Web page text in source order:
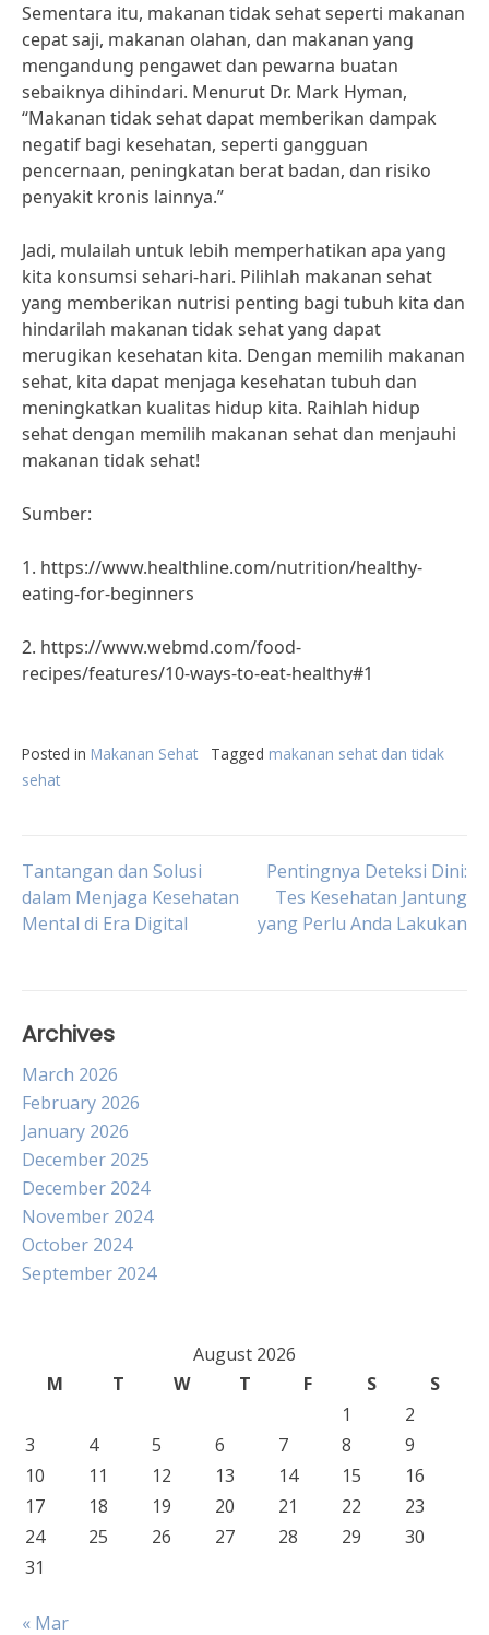
Sementara itu, makanan tidak sehat seperti makanan
cepat saji, makanan olahan, dan makanan yang
mengandung pengawet dan pewarna buatan
sebaiknya dihindari. Menurut Dr. Mark Hyman,
“Makanan tidak sehat dapat memberikan dampak
negatif bagi kesehatan, seperti gangguan
pencernaan, peningkatan berat badan, dan risiko
penyakit kronis lainnya.”
Jadi, mulailah untuk lebih memperhatikan apa yang
kita konsumsi sehari-hari. Pilihlah makanan sehat
yang memberikan nutrisi penting bagi tubuh kita dan
hindarilah makanan tidak sehat yang dapat
merugikan kesehatan kita. Dengan memilih makanan
sehat, kita dapat menjaga kesehatan tubuh dan
meningkatkan kualitas hidup kita. Raihlah hidup
sehat dengan memilih makanan sehat dan menjauhi
makanan tidak sehat!
Sumber:
1. https://www.healthline.com/nutrition/healthy-
eating-for-beginners
2. https://www.webmd.com/food-
recipes/features/10-ways-to-eat-healthy#1
Posted in Makanan Sehat Tagged makanan sehat dan tidak
sehat
Post
navigation
Tantangan dan Solusi
dalam Menjaga Kesehatan
Mental di Era Digital
Pentingnya Deteksi Dini:
Tes Kesehatan Jantung
yang Perlu Anda Lakukan
Archives
March 2026
February 2026
January 2026
December 2025
December 2024
November 2024
October 2024
September 2024
August 2026
M
T W T F S
S
1
2
3
4 5 6 7 8
9
10
11 12 13 14 15
16
17
18 19 20 21 22
23
24
25 26 27 28 29
30
31
« Mar